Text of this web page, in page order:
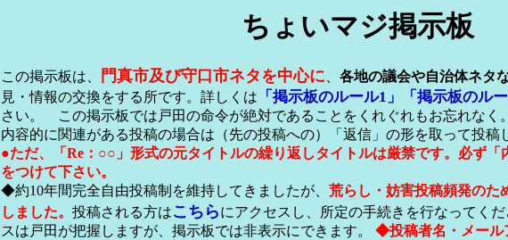
ちょいマジ掲示板
この掲示板は、 門真市及び守口市ネタを中心に、 各地の議会や自治体ネタ
見・情報の交換をする所です。詳しくは
「掲示板のルール1」 「掲示板のルー
さい。 この掲示板では戸田の命令が絶対であることをくれぐれもお忘れなく。
内容的に関連がある投稿の場合は（先の投稿への）「返信」の形を取って投稿
●ただ、「Re：○○」形式の元タイトルの繰り返しタイトルは厳禁です。必ず「
をつけて下さい。
◆約10年間完全自由投稿制を維持してきましたが、 荒らし・妨害投稿頻発のた
しました。 投稿される方はこちらにアクセスし、所定の手続きを行なってく
スは戸田が把握しますが、掲示板では非表示にできます。 ◆投稿者名・メール